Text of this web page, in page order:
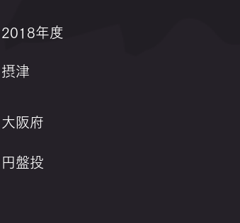
2018年度
摂津
大阪府
円盤投